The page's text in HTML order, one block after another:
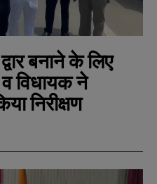
बनाने के लिए
व विधायक ने
निरीक्षण